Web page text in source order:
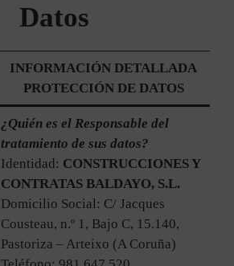
Datos
INFORMACIÓN DETALLADA
PROTECCIÓN DE DATOS
¿Quién es el Responsable del
tratamiento de sus datos?
Identidad: CONSTRUCCIONES Y
CONTRATAS BALDAYO, S.L.
Domicilio Social: C/ Jacques
Cousteau, n.º 1, Bajo C, 15.140,
Pastoriza – Arteixo (A Coruña)